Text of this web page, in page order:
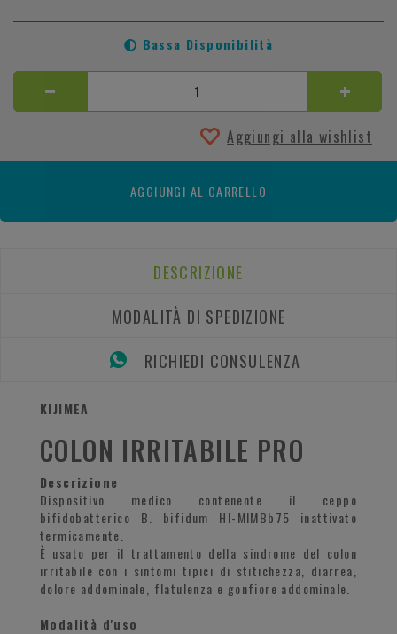
Bassa Disponibilità
Aggiungi alla wishlist
AGGIUNGI AL CARRELLO
DESCRIZIONE
MODALITÀ DI SPEDIZIONE
RICHIEDI CONSULENZA
KIJIMEA
COLON IRRITABILE PRO
Descrizione
Dispositivo medico contenente il ceppo
bifidobatterico B. bifidum HI-MIMBb75 inattivato
termicamente.
È usato per il trattamento della sindrome del colon
irritabile con i sintomi tipici di stitichezza, diarrea,
dolore addominale, flatulenza e gonfiore addominale.
Modalità d'uso